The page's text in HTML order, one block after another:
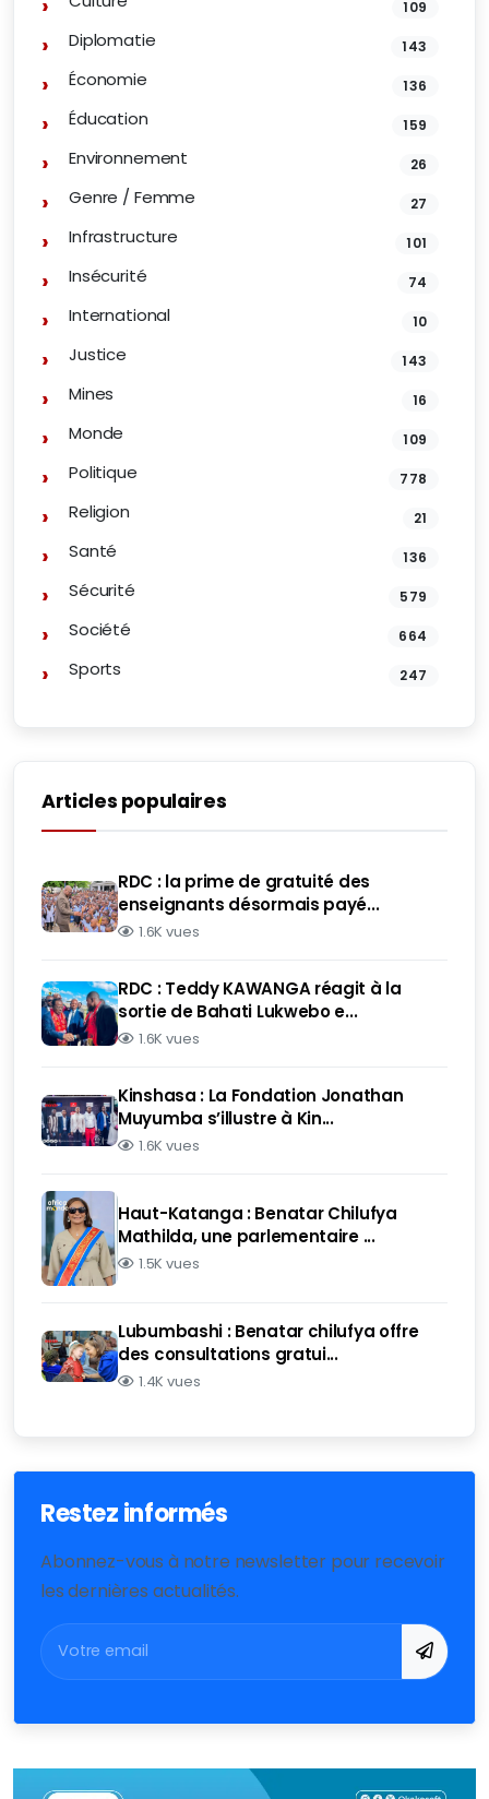
109
Diplomatie 143
Économie 136
Éducation 159
Environnement 26
Genre / Femme 27
Infrastructure 101
Insécurité 74
International 10
Justice 143
Mines 16
Monde 109
Politique 778
Religion 21
Santé 136
Sécurité 579
Société 664
Sports 247
Articles populaires
RDC : la prime de gratuité des
enseignants désormais payé...
1.6K vues
RDC : Teddy KAWANGA réagit à la
sortie de Bahati Lukwebo e...
1.6K vues
Kinshasa : La Fondation Jonathan
Muyumba s’illustre à Kin...
1.6K vues
Haut-Katanga : Benatar Chilufya
Mathilda, une parlementaire ...
1.5K vues
Lubumbashi : Benatar chilufya offre
des consultations gratui...
1.4K vues
Restez informés
Abonnez-vous à notre newsletter pour recevoir
les dernières actualités.